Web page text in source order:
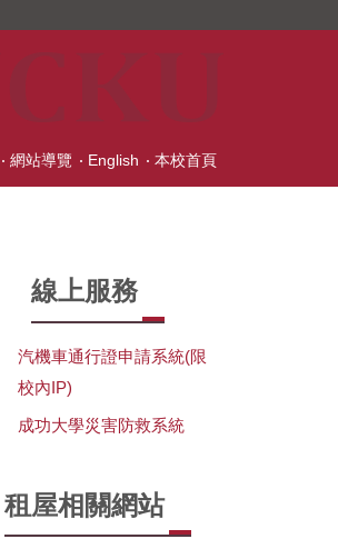
網站導覽 English 本校首頁
線上服務
汽機車通行證申請系統(限
校內IP)
成功大學災害防救系統
租屋相關網站